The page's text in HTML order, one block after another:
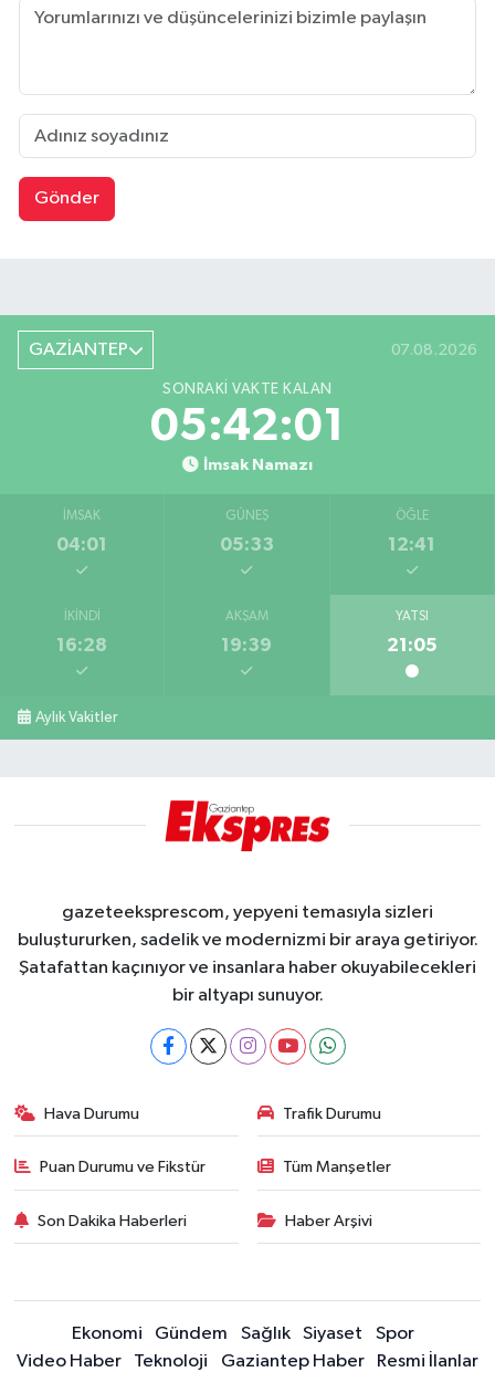
Gönder
GAZİANTEP 07.08.2026
SONRAKI VAKTE KALAN
05:42:01
İmsak Namazı
İMSAK
04:01
GÜNEŞ
05:33
ÖĞLE
12:41
İKINDI
16:28
AKŞAM
19:39
YATSI
21:05
Aylık Vakitler
gazeteeksprescom, yepyeni temasıyla sizleri
buluştururken, sadelik ve modernizmi bir araya getiriyor.
Şatafattan kaçınıyor ve insanlara haber okuyabilecekleri
bir altyapı sunuyor.
Hava Durumu Trafik Durumu
Puan Durumu ve Fikstür Tüm Manşetler
Son Dakika Haberleri Haber Arşivi
Ekonomi Gündem Sağlık Siyaset
Spor
Video Haber
Teknoloji Gaziantep Haber Resmi İlanlar